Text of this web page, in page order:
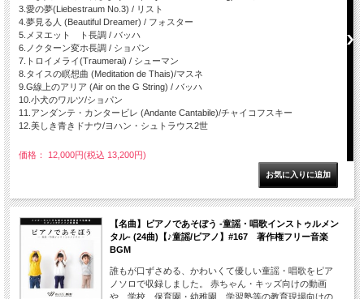
3.愛の夢(Liebestraum No.3) / リスト
4.夢見る人 (Beautiful Dreamer) / フォスター
5.メヌエット ト長調 / バッハ
6.ノクターン変ホ長調 / ショパン
7.トロイメライ(Traumerai) / シューマン
8.タイスの瞑想曲 (Meditation de Thais)/マスネ
9.G線上のアリア (Air on the G String) / バッハ
10.小犬のワルツ/ショパン
11.アンダンテ・カンタービレ (Andante Cantabile)/チャイコフスキー
12.美しき青きドナウ/ヨハン・シュトラウス2世
価格： 12,000円(税込 13,200円)
【名曲】ピアノであそぼう -童謡・唱歌インストゥルメン
タル- (24曲)【♪童謡/ピアノ】#167 著作権フリー音楽
BGM
誰もが口ずさめる、かわいくて優しい童謡・唱歌をピア
ノソロで収録しました。 赤ちゃん・キッズ向けの動画
や、学校、保育園・幼稚園、学習塾等の教育現場向けの